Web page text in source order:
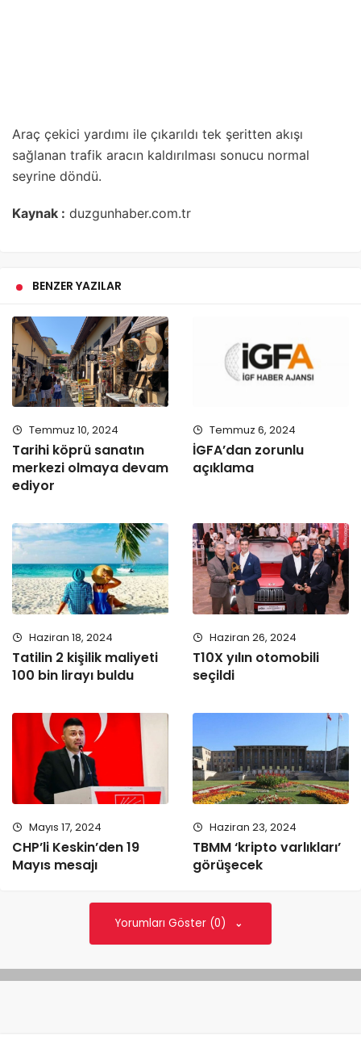
Araç çekici yardımı ile çıkarıldı tek şeritten akışı
sağlanan trafik aracın kaldırılması sonucu normal
seyrine döndü.
Kaynak : duzgunhaber.com.tr
BENZER YAZILAR
Temmuz 10, 2024
Tarihi köprü sanatın
merkezi olmaya devam
ediyor
Temmuz 6, 2024
İGFA’dan zorunlu
açıklama
Haziran 18, 2024
Tatilin 2 kişilik maliyeti
100 bin lirayı buldu
Haziran 26, 2024
T10X yılın otomobili
seçildi
Mayıs 17, 2024
CHP’li Keskin’den 19
Mayıs mesajı
Haziran 23, 2024
TBMM ‘kripto varlıkları’
görüşecek
Yorumları Göster (0)